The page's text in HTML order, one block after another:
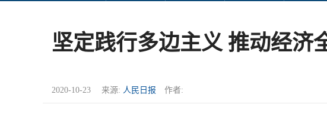
坚定践行多边主义 推动经济
2020-10-23 来源: 人民日报 作者: